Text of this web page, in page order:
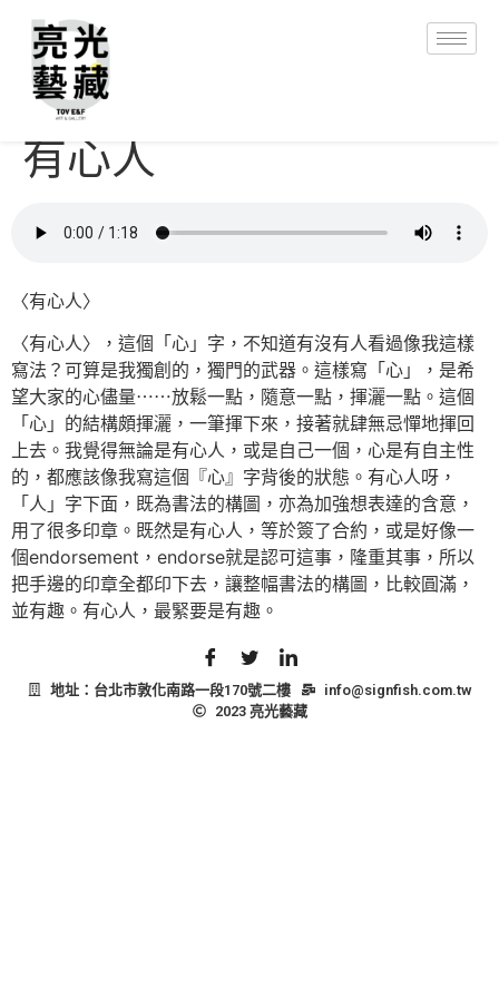
有心人
〈有心人〉
〈有心人〉，這個「心」字，不知道有沒有人看過像我這樣
寫法？可算是我獨創的，獨門的武器。這樣寫「心」，是希
望大家的心儘量⋯⋯放鬆一點，隨意一點，揮灑一點。這個
「心」的結構頗揮灑，一筆揮下來，接著就肆無忌憚地揮回
上去。我覺得無論是有心人，或是自己一個，心是有自主性
的，都應該像我寫這個『心』字背後的狀態。有心人呀，
「人」字下面，既為書法的構圖，亦為加強想表達的含意，
用了很多印章。既然是有心人，等於簽了合約，或是好像一
個endorsement，endorse就是認可這事，隆重其事，所以
把手邊的印章全都印下去，讓整幅書法的構圖，比較圓滿，
並有趣。有心人，最緊要是有趣。
地址：台北市敦化南路一段170號二樓
info@signfish.com.tw
2023 亮光藝藏